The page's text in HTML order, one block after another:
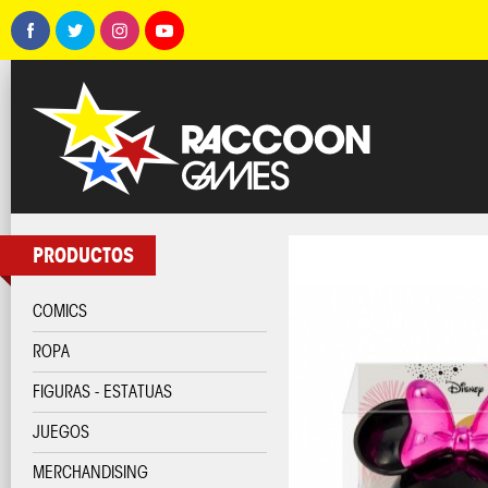
PRODUCTOS
COMICS
ROPA
FIGURAS - ESTATUAS
JUEGOS
MERCHANDISING